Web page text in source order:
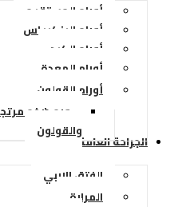
أورام المستقيم
أورام البنكرياس
أورام الكبد
أورام المعدة
أورام القولون
ورم ضخم مرتجع
والقولون
الجراحة العامة والمناظير
الفتق الاربي
المرارة